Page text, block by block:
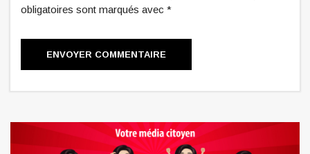
obligatoires sont marqués avec *
ENVOYER COMMENTAIRE